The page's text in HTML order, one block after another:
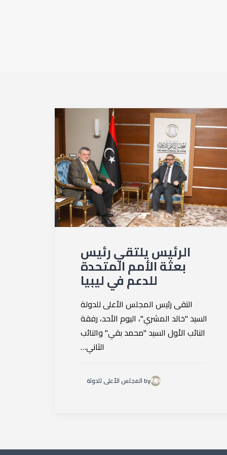
الرئيس يلتقي رئيس
بعثة الأمم المتحدة
للدعم في ليبيا
التقى رئيس المجلس الأعلى للدولة
السيد "خالد المشري"، اليوم الأحد، رفقة
النائب الأول السيد "محمد بقي" والنائب
الثاني…
by المجلس الأعلى للدولة